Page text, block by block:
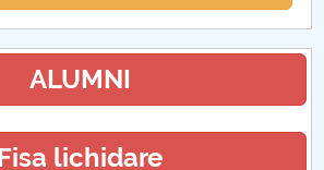
ALUMNI
lichidare